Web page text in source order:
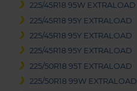
225/45R18 95W EXTRALOAD
225/45R18 95Y EXTRALOAD
225/45R18 95Y EXTRALOAD
225/45R18 95Y EXTRALOAD
225/50R18 95T EXTRALOAD
225/50R18 99W EXTRALOAD